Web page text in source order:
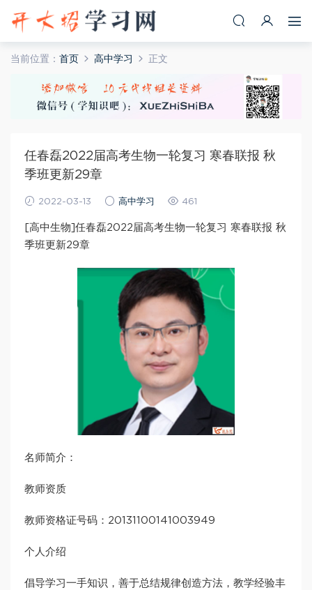
当前位置： 首页 高中学习 正文
任春磊2022届高考生物一轮复习 寒春联报 秋
季班更新29章
2022-03-13 高中学习 461
[高中生物]任春磊2022届高考生物一轮复习 寒春联报 秋
季班更新29章
名师简介：
教师资质
教师资格证号码：20131100141003949
个人介绍
倡导学习一手知识，善于总结规律创造方法，教学经验丰